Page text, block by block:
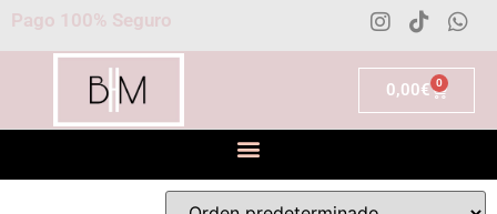
Pago 100% Seguro
0,00€ 0